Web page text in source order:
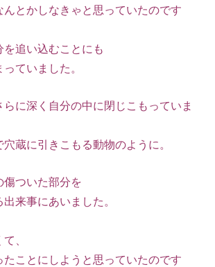
とかしなきゃと思っていたのです
追い込むことにも
ていました。
に深く自分の中に閉じこもっていま
蔵に引きこもる動物のように。
ついた部分を
来事にあいました。
、
ことにしようと思っていたのです